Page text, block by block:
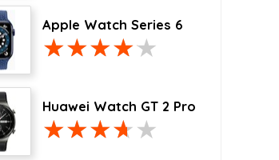
Apple Watch Series 6
Huawei Watch GT 2 Pro